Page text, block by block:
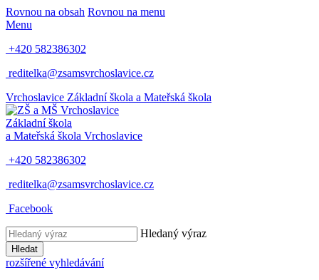
Rovnou na obsah Rovnou na menu
Menu
+420 582386302
reditelka@zsamsvrchoslavice.cz
Vrchoslavice Základní škola a Mateřská škola
Základní škola
a Mateřská škola Vrchoslavice
+420 582386302
reditelka@zsamsvrchoslavice.cz
Facebook
Hledaný výraz
Hledat
rozšířené vyhledávání